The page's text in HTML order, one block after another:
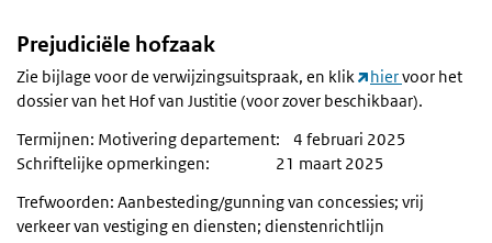
Prejudiciële hofzaak
Zie bijlage voor de verwijzingsuitspraak, en klik hiervoor het
dossier van het Hof van Justitie (voor zover beschikbaar).
Termijnen: Motivering departement: 4 februari 2025
Schriftelijke opmerkingen: 21 maart 2025
Trefwoorden: Aanbesteding/gunning van concessies; vrij
verkeer van vestiging en diensten; dienstenrichtlijn